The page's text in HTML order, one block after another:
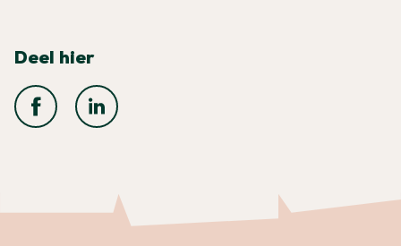
Deel hier